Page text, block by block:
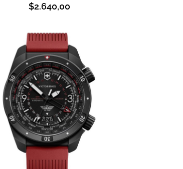
$2.640,00